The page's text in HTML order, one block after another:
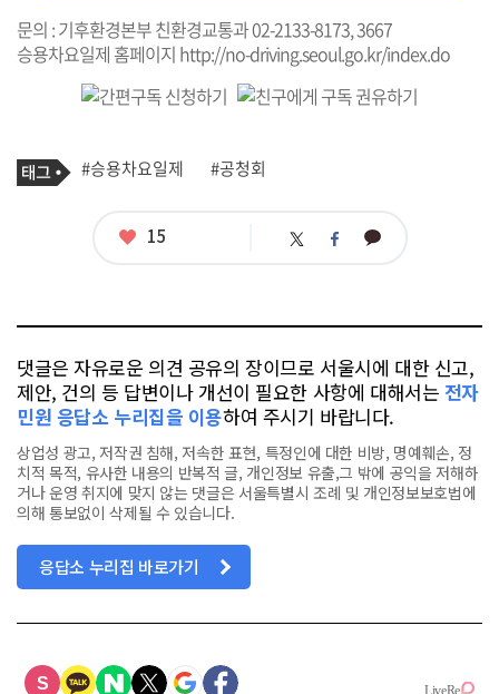
문의 : 기후환경본부 친환경교통과 02-2133-8173, 3667
승용차요일제 홈페이지 http://no-driving.seoul.go.kr/index.do
기
사
태
그
#승용차요일제 #공청회
좋
15 트 페 카
댓글은 자유로운 의견 공유의 장이므로 서울시에 대한 신고,
제안, 건의 등 답변이나 개선이 필요한 사항에 대해서는 전자
민원 응답소 누리집을 이용하여 주시기 바랍니다.
상업성 광고, 저작권 침해, 저속한 표현, 특정인에 대한 비방, 명예훼손, 정
치적 목적, 유사한 내용의 반복적 글, 개인정보 유출,그 밖에 공익을 저해하
거나 운영 취지에 맞지 않는 댓글은 서울특별시 조례 및 개인정보보호법에
의해 통보없이 삭제될 수 있습니다.
응답소 누리집 바로가기